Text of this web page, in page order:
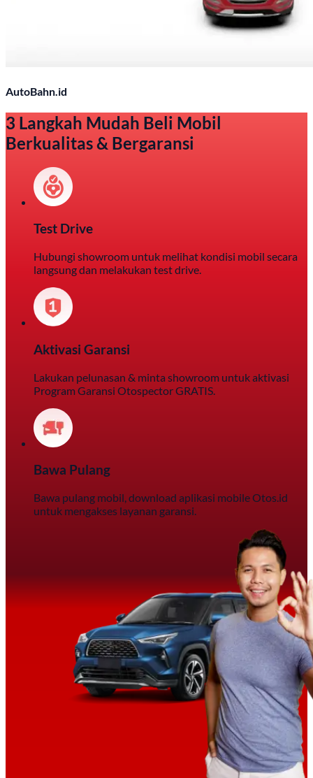
AutoBahn.id
3 Langkah Mudah Beli Mobil
Berkualitas & Bergaransi
Test Drive
Hubungi showroom untuk melihat kondisi mobil secara
langsung dan melakukan test drive.
Aktivasi Garansi
Lakukan pelunasan & minta showroom untuk aktivasi
Program Garansi Otospector GRATIS.
Bawa Pulang
Bawa pulang mobil, download aplikasi mobile Otos.id
untuk mengakses layanan garansi.